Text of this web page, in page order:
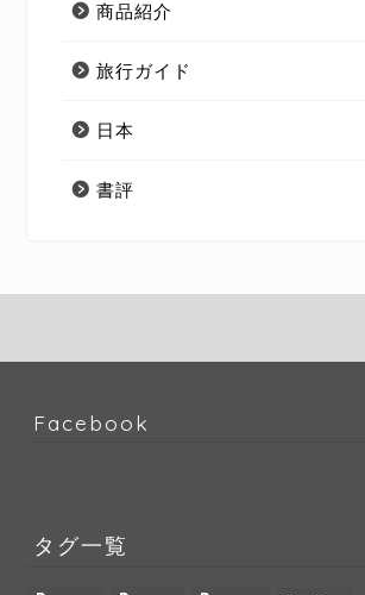
商品紹介
旅行ガイド
日本
書評
Facebook
タグ一覧